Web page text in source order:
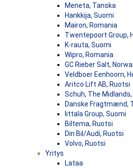
Meneta, Tanska
Hankkija, Suomi
Mairon, Romania
Twentepoort Group,
K-rauta, Suomi
Wipro, Romania
GC Rieber Salt,
Veldboer Eenhoorn,
Aritco Lift AB, Ruotsi
Schuh, The Midlands,
Danske Fragtmænd,
Iittala Group, Suomi
Biltema, Ruotsi
Din Bil/Audi, Ruotsi
Volvo, Ruotsi
Yritys
Lataa